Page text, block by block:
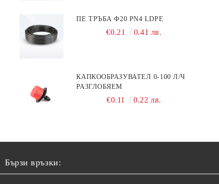
ПЕ ТРЪБА Ф20 PN4 LDPE
€0.21 0.41 лв.
КАПКООБРАЗУВАТЕЛ 0-100 Л/Ч
РАЗГЛОБЯЕМ
€0.11 0.22 лв.
Бързи връзки: